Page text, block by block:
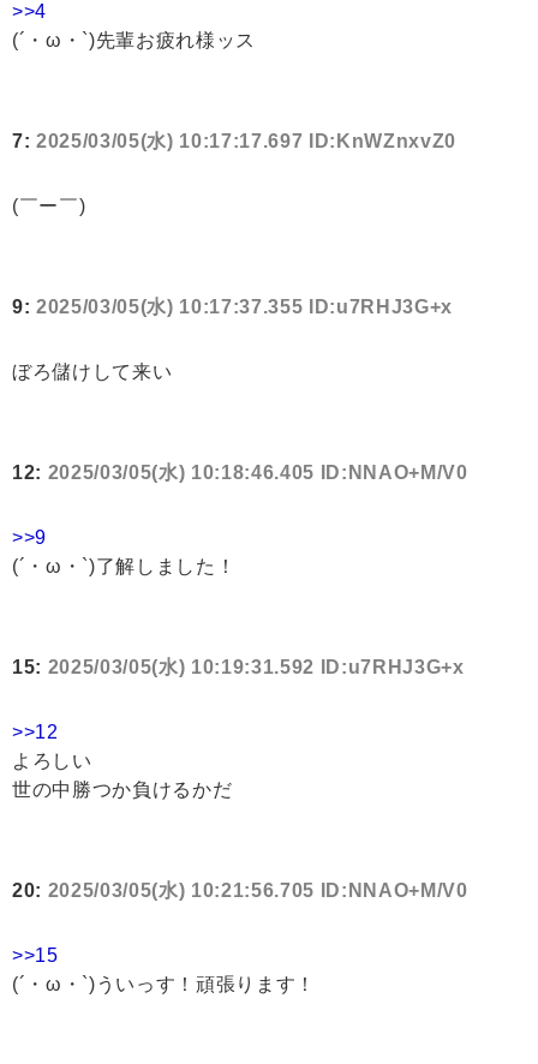
>>4
(´・ω・`)先輩お疲れ様ッス
7: 2025/03/05(水) 10:17:17.697 ID:KnWZnxvZ0
(￣ー￣)
9: 2025/03/05(水) 10:17:37.355 ID:u7RHJ3G+x
ぼろ儲けして来い
12: 2025/03/05(水) 10:18:46.405 ID:NNAO+M/V0
>>9
(´・ω・`)了解しました！
15: 2025/03/05(水) 10:19:31.592 ID:u7RHJ3G+x
>>12
よろしい
世の中勝つか負けるかだ
20: 2025/03/05(水) 10:21:56.705 ID:NNAO+M/V0
>>15
(´・ω・`)ういっす！頑張ります！